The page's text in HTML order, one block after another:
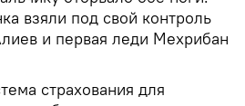
взяли под свой контроль
и первая леди Мехрибан
страхования для